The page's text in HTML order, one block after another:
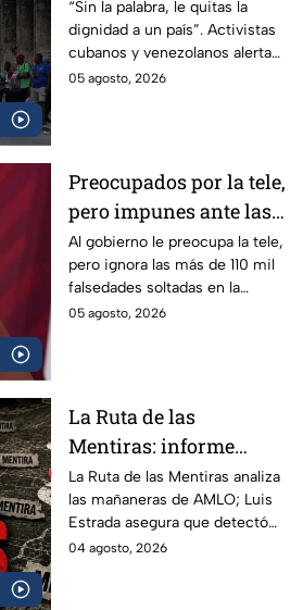
venezolanos alertan
sobre la pérdida de
libertades en México
“Sin la palabra, le quitas la
dignidad a un país”. Activistas
cubanos y venezolanos alertan
sobre el avance del
05 agosto, 2026
Preocupados por la tele,
pero impunes ante las
mentiras: El doble
rasero del gobierno
federal
Al gobierno le preocupa la tele,
pero ignora las más de 110 mil
falsedades soltadas en la
mañanera. Recordamos las
05 agosto, 2026
La Ruta de las
Mentiras: informe
acusa más de 100 mil
falsedades en las
mañaneras de AMLO
La Ruta de las Mentiras analiza
las mañaneras de AMLO; Luis
Estrada asegura que detectó
más de 100 mil afirmaciones
04 agosto, 2026